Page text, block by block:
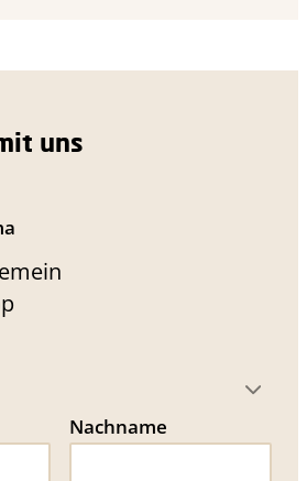
uns
Nachname